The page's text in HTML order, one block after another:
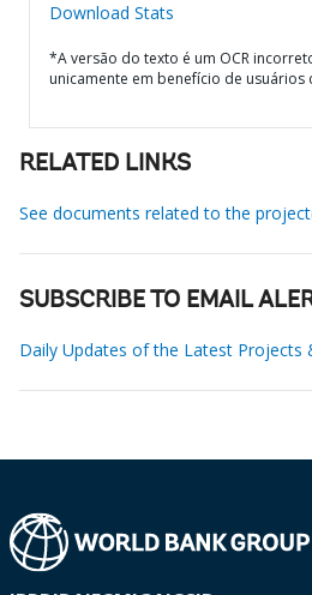
Download Stats
*A versão do texto é um OCR
unicamente em benefício de usuários
RELATED LINKS
See documents related to the
SUBSCRIBE TO EMAIL
Daily Updates of the Latest Projects